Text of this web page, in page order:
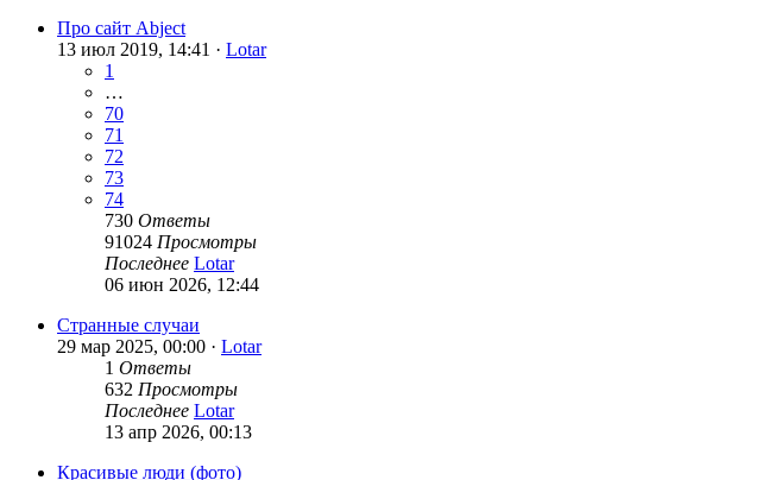
Про сайт Abject
13 июл 2019, 14:41 · Lotar
1
…
70
71
72
73
74
730 Ответы
91024 Просмотры
Последнее Lotar
06 июн 2026, 12:44
Странные случаи
29 мар 2025, 00:00 · Lotar
1 Ответы
632 Просмотры
Последнее Lotar
13 апр 2026, 00:13
Красивые люди (фото)